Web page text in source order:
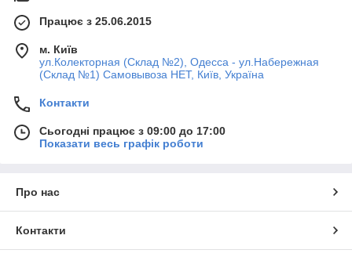
Працює з 25.06.2015
м. Київ
ул.Колекторная (Склад №2), Одесса - ул.Набережная
(Склад №1) Самовывоза НЕТ, Київ, Україна
Контакти
Сьогодні працює з 09:00 до 17:00
Показати весь графік роботи
Про нас
Контакти